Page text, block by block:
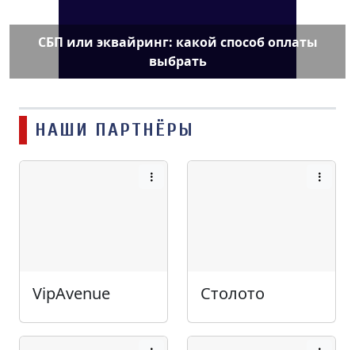
СБП или эквайринг: какой способ оплаты
выбрать
НАШИ ПАРТНЁРЫ
VipAvenue Столото